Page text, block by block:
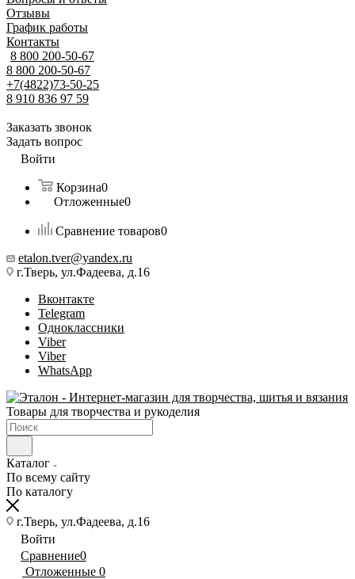
Отзывы
График работы
Контакты
8 800 200-50-67
8 800 200-50-67
+7(4822)73-50-25
8 910 836 97 59
Заказать звонок
Задать вопрос
Войти
Корзина0
Отложенные0
Сравнение товаров0
etalon.tver@yandex.ru
г.Тверь, ул.Фадеева, д.16
Вконтакте
Telegram
Одноклассники
Viber
Viber
WhatsApp
Товары для творчества и рукоделия
Каталог
По всему сайту
По каталогу
г.Тверь, ул.Фадеева, д.16
Войти
Сравнение0
Отложенные 0